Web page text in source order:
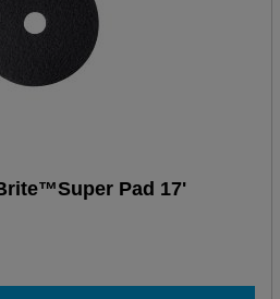
Pad 17'